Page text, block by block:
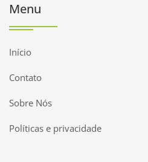
Menu
Início
Contato
Sobre Nós
Políticas e privacidade